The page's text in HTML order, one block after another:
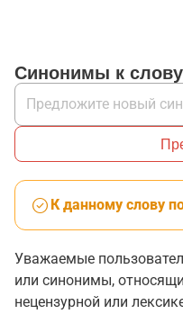
Синонимы к
К данному слову
Уважаемые
или синонимы,
нецензурной или